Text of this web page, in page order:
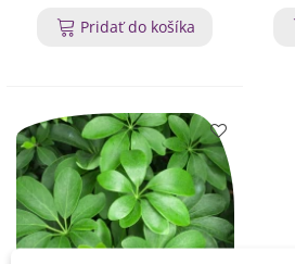
Pridať do košíka